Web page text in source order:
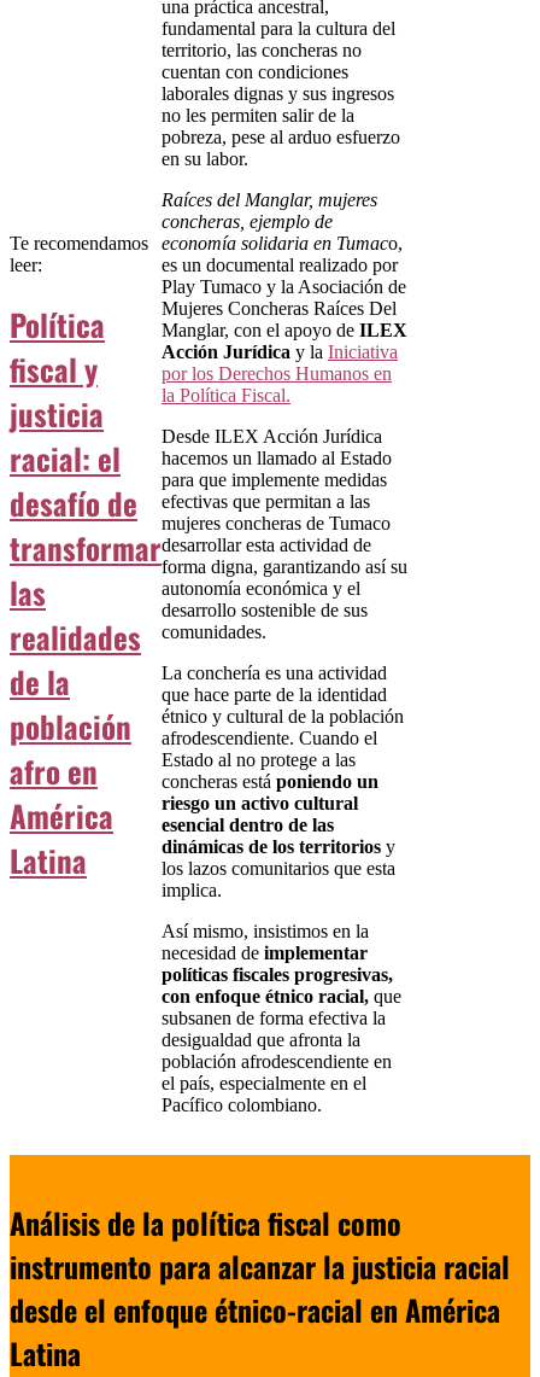
Te recomendamos
leer:
Política
fiscal y
justicia
racial: el
desafío de
transformar
las
realidades
de la
población
afro en
América
Latina
una práctica ancestral,
fundamental para la cultura del
territorio, las concheras no
cuentan con condiciones
laborales dignas y sus ingresos
no les permiten salir de la
pobreza, pese al arduo esfuerzo
en su labor.
Raíces del Manglar, mujeres
concheras, ejemplo de
economía solidaria en Tumaco,
es un documental realizado por
Play Tumaco y la Asociación de
Mujeres Concheras Raíces Del
Manglar, con el apoyo de ILEX
Acción Jurídica y la Iniciativa
por los Derechos Humanos en
la Política Fiscal.
Desde ILEX Acción Jurídica
hacemos un llamado al Estado
para que implemente medidas
efectivas que permitan a las
mujeres concheras de Tumaco
desarrollar esta actividad de
forma digna, garantizando así su
autonomía económica y el
desarrollo sostenible de sus
comunidades.
La conchería es una actividad
que hace parte de la identidad
étnico y cultural de la población
afrodescendiente. Cuando el
Estado al no protege a las
concheras está poniendo un
riesgo un activo cultural
esencial dentro de las
dinámicas de los territorios y
los lazos comunitarios que esta
implica.
Así mismo, insistimos en la
necesidad de implementar
políticas fiscales progresivas,
con enfoque étnico racial, que
subsanen de forma efectiva la
desigualdad que afronta la
población afrodescendiente en
el país, especialmente en el
Pacífico colombiano.
Análisis de la política fiscal como
instrumento para alcanzar la justicia racial
desde el enfoque étnico-racial en América
Latina